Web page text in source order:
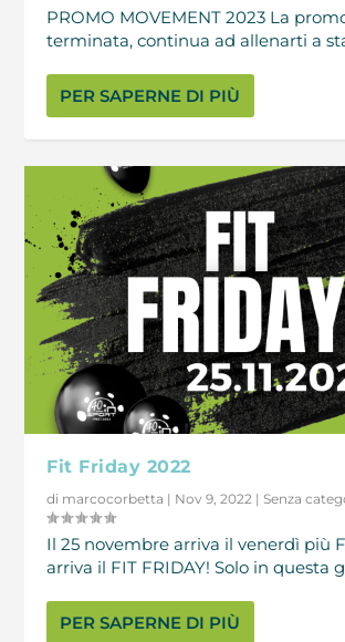
PROMO MOVEMENT 2023 La
terminata, continua ad allenarti a
PER SAPERNE DI PIÙ
Fit Friday 2022
di marcocorbetta | Nov 9, 2022 |Senza
Il 25 novembre arriva il venerdì più
arriva il FIT FRIDAY! Solo in questa
PER SAPERNE DI PIÙ